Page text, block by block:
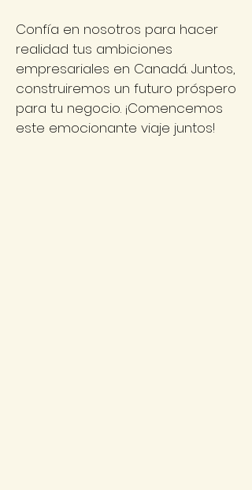
Confía en nosotros para hacer
realidad tus ambiciones
empresariales en Canadá. Juntos,
construiremos un futuro próspero
para tu negocio. ¡Comencemos
este emocionante viaje juntos!